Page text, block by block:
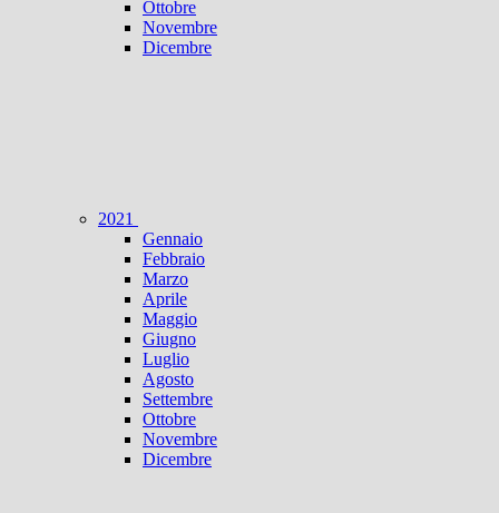
Ottobre
Novembre
Dicembre
2021
Gennaio
Febbraio
Marzo
Aprile
Maggio
Giugno
Luglio
Agosto
Settembre
Ottobre
Novembre
Dicembre